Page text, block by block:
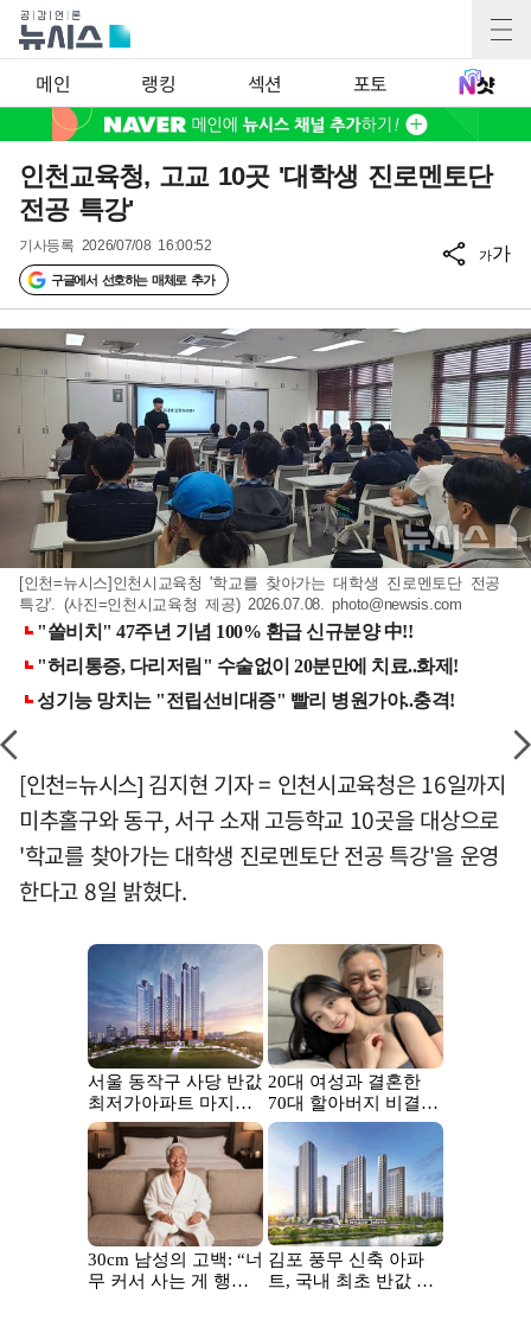
메인 랭킹 섹션 포토
인천교육청, 고교 10곳 '대학생 진로멘토단
전공 특강'
기사등록 2026/07/08 16:00:52
구글에서 선호하는 매체로 추가
가가
[인천=뉴시스]인천시교육청 '학교를 찾아가는 대학생 진로멘토단 전공
특강'. (사진=인천시교육청 제공) 2026.07.08.photo@newsis.com
[인천=뉴시스] 김지현 기자 = 인천시교육청은 16일까지
미추홀구와 동구, 서구 소재 고등학교 10곳을 대상으로
'학교를 찾아가는 대학생 진로멘토단 전공 특강'을 운영
한다고 8일 밝혔다.